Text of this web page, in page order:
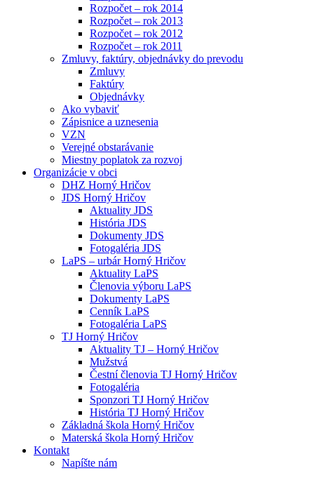
Rozpočet – rok 2014
Rozpočet – rok 2013
Rozpočet – rok 2012
Rozpočet – rok 2011
Zmluvy, faktúry, objednávky do prevodu
Zmluvy
Faktúry
Objednávky
Ako vybaviť
Zápisnice a uznesenia
VZN
Verejné obstarávanie
Miestny poplatok za rozvoj
Organizácie v obci
DHZ Horný Hričov
JDS Horný Hričov
Aktuality JDS
História JDS
Dokumenty JDS
Fotogaléria JDS
LaPS – urbár Horný Hričov
Aktuality LaPS
Členovia výboru LaPS
Dokumenty LaPS
Cenník LaPS
Fotogaléria LaPS
TJ Horný Hričov
Aktuality TJ – Horný Hričov
Mužstvá
Čestní členovia TJ Horný Hričov
Fotogaléria
Sponzori TJ Horný Hričov
História TJ Horný Hričov
Základná škola Horný Hričov
Materská škola Horný Hričov
Kontakt
Napíšte nám